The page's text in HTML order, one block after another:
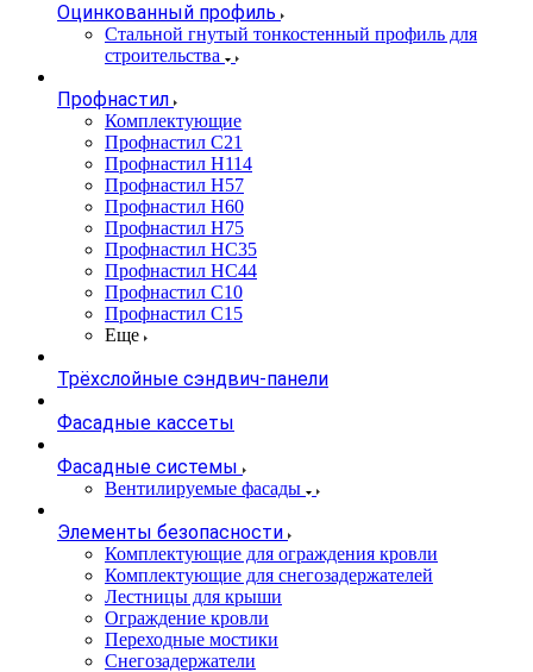
Оцинкованный профиль
Стальной гнутый тонкостенный профиль для
строительства
Профнастил
Комплектующие
Профнастил C21
Профнастил Н114
Профнастил Н57
Профнастил Н60
Профнастил Н75
Профнастил НС35
Профнастил НС44
Профнастил С10
Профнастил С15
Еще
Трёхслойные сэндвич-панели
Фасадные кассеты
Фасадные системы
Вентилируемые фасады
Элементы безопасности
Комплектующие для ограждения кровли
Комплектующие для снегозадержателей
Лестницы для крыши
Ограждение кровли
Переходные мостики
Снегозадержатели